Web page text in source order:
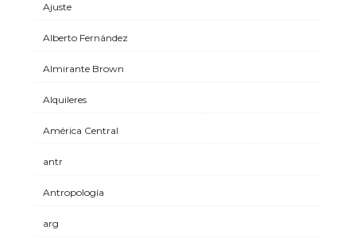
Ajuste
Alberto Fernández
Almirante Brown
Alquileres
América Central
antr
Antropología
arg